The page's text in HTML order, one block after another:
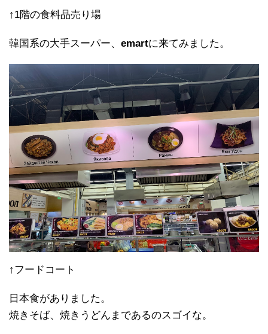
↑1階の食料品売り場
韓国系の大手スーパー、 emartに来てみました。
↑フードコート
日本食がありました。
焼きそば、焼きうどんまであるのスゴイな。